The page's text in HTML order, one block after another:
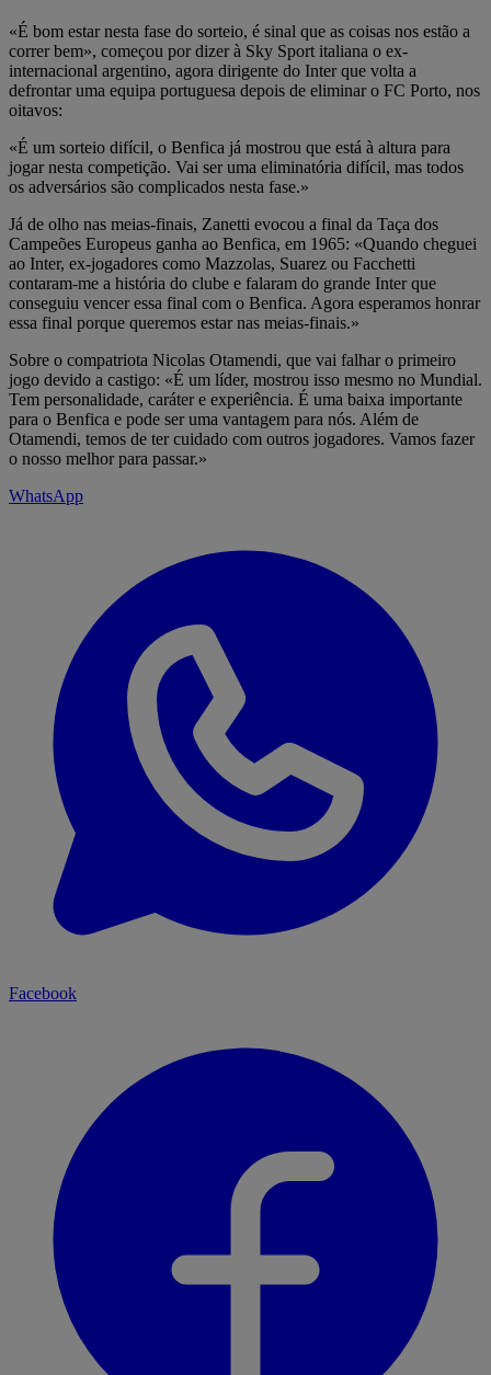
«É bom estar nesta fase do sorteio, é sinal que as coisas nos estão a
correr bem», começou por dizer à Sky Sport italiana o ex-
internacional argentino, agora dirigente do Inter que volta a
defrontar uma equipa portuguesa depois de eliminar o FC Porto, nos
oitavos:
«É um sorteio difícil, o Benfica já mostrou que está à altura para
jogar nesta competição. Vai ser uma eliminatória difícil, mas todos
os adversários são complicados nesta fase.»
Já de olho nas meias-finais, Zanetti evocou a final da Taça dos
Campeões Europeus ganha ao Benfica, em 1965: «Quando cheguei
ao Inter, ex-jogadores como Mazzolas, Suarez ou Facchetti
contaram-me a história do clube e falaram do grande Inter que
conseguiu vencer essa final com o Benfica. Agora esperamos honrar
essa final porque queremos estar nas meias-finais.»
Sobre o compatriota Nicolas Otamendi, que vai falhar o primeiro
jogo devido a castigo: «É um líder, mostrou isso mesmo no Mundial.
Tem personalidade, caráter e experiência. É uma baixa importante
para o Benfica e pode ser uma vantagem para nós. Além de
Otamendi, temos de ter cuidado com outros jogadores. Vamos fazer
o nosso melhor para passar.»
WhatsApp
Facebook